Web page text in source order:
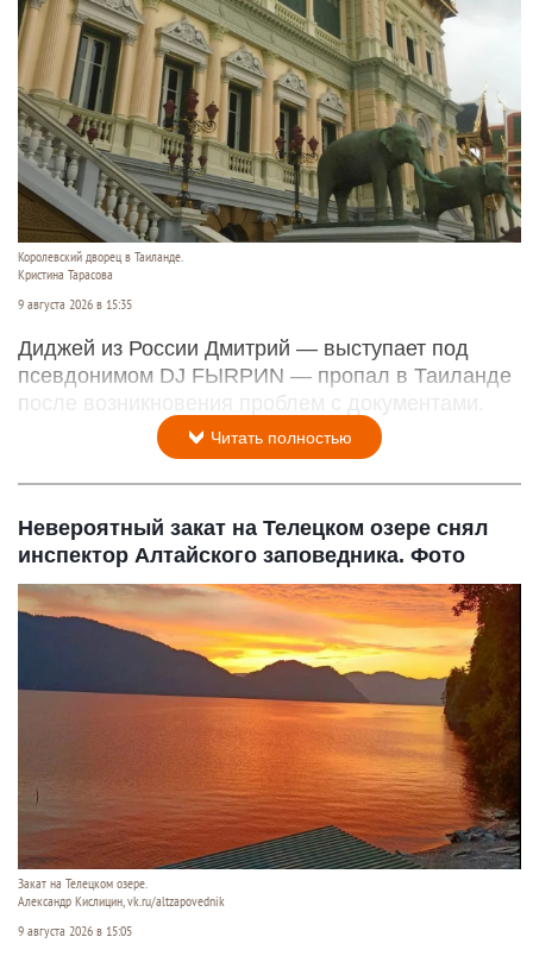
Королевский дворец в Таиланде.
Кристина Тарасова
9 августа 2026 в 15:35
Диджей из России Дмитрий — выступает под
псевдонимом DJ FЫRРИN — пропал в Таиланде
после возникновения проблем с документами.
Читать полностью
Невероятный закат на Телецком озере снял
инспектор Алтайского заповедника. Фото
Закат на Телецком озере.
Александр Кислицин, vk.ru/altzapovednik
9 августа 2026 в 15:05